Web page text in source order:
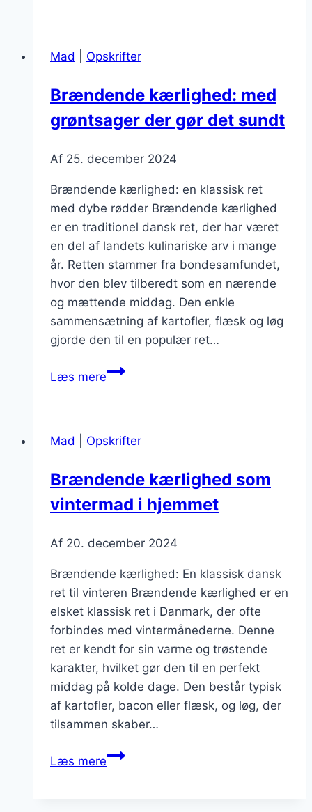
Et
twist
Mad Opskrifter
Brændende kærlighed: med
grøntsager der gør det sundt
Af 25. december 2024
Brændende kærlighed: en klassisk ret
med dybe rødder Brændende kærlighed
er en traditionel dansk ret, der har været
en del af landets kulinariske arv i mange
år. Retten stammer fra bondesamfundet,
hvor den blev tilberedt som en nærende
og mættende middag. Den enkle
sammensætning af kartofler, flæsk og løg
gjorde den til en populær ret…
Læs mereBrændende
der
det
sundt
Mad Opskrifter
Brændende kærlighed som
vintermad i hjemmet
Af 20. december 2024
Brændende kærlighed: En klassisk dansk
ret til vinteren Brændende kærlighed er en
elsket klassisk ret i Danmark, der ofte
forbindes med vintermånederne. Denne
ret er kendt for sin varme og trøstende
karakter, hvilket gør den til en perfekt
middag på kolde dage. Den består typisk
af kartofler, bacon eller flæsk, og løg, der
tilsammen skaber…
Læs mereBrændende